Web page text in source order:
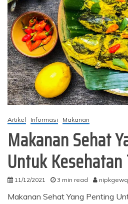
Artikel Informasi Makanan
Makanan Sehat
Untuk
11/12/2021 3 min read
Makanan Sehat Yang Penting